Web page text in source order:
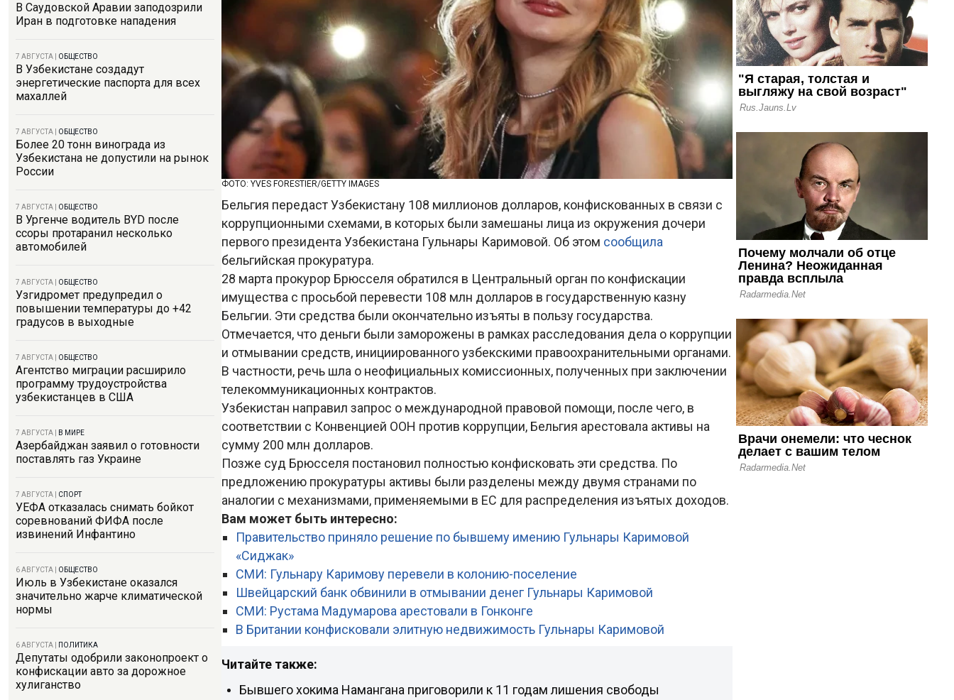
В Саудовской Аравии заподозрили
Иран в подготовке нападения
7 АВГУСТА ОБЩЕСТВО
В Узбекистане создадут
энергетические паспорта для всех
махаллей
7 АВГУСТА ОБЩЕСТВО
Более 20 тонн винограда из
Узбекистана не допустили на рынок
России
7 АВГУСТА ОБЩЕСТВО
В Ургенче водитель BYD после
ссоры протаранил несколько
автомобилей
7 АВГУСТА ОБЩЕСТВО
Узгидромет предупредил о
повышении температуры до +42
градусов в выходные
7 АВГУСТА ОБЩЕСТВО
Агентство миграции расширило
программу трудоустройства
узбекистанцев в США
7 АВГУСТА В МИРЕ
Азербайджан заявил о готовности
поставлять газ Украине
7 АВГУСТА СПОРТ
УЕФА отказалась снимать бойкот
соревнований ФИФА после
извинений Инфантино
6 АВГУСТА ОБЩЕСТВО
Июль в Узбекистане оказался
значительно жарче климатической
нормы
6 АВГУСТА ПОЛИТИКА
Депутаты одобрили законопроект о
конфискации авто за дорожное
хулиганство
ФОТО: YVES FORESTIER/GETTY IMAGES
Бельгия передаст Узбекистану 108 миллионов долларов, конфискованных в связи с
коррупционными схемами, в которых были замешаны лица из окружения дочери
первого президента Узбекистана Гульнары Каримовой. Об этом сообщила
бельгийская прокуратура.
28 марта прокурор Брюсселя обратился в Центральный орган по конфискации
имущества с просьбой перевести 108 млн долларов в государственную казну
Бельгии. Эти средства были окончательно изъяты в пользу государства.
Отмечается, что деньги были заморожены в рамках расследования дела о коррупции
и отмывании средств, инициированного узбекскими правоохранительными органами.
В частности, речь шла о неофициальных комиссионных, полученных при заключении
телекоммуникационных контрактов.
Узбекистан направил запрос о международной правовой помощи, после чего, в
соответствии с Конвенцией ООН против коррупции, Бельгия арестовала активы на
сумму 200 млн долларов.
Позже суд Брюсселя постановил полностью конфисковать эти средства. По
предложению прокуратуры активы были разделены между двумя странами по
аналогии с механизмами, применяемыми в ЕС для распределения изъятых доходов.
Вам может быть интересно:
Правительство приняло решение по бывшему имению Гульнары Каримовой
«Сиджак»
СМИ: Гульнару Каримову перевели в колонию-поселение
Швейцарский банк обвинили в отмывании денег Гульнары Каримовой
СМИ: Рустама Мадумарова арестовали в Гонконге
В Британии конфисковали элитную недвижимость Гульнары Каримовой
Читайте также:
Бывшего хокима Намангана приговорили к 11 годам лишения свободы